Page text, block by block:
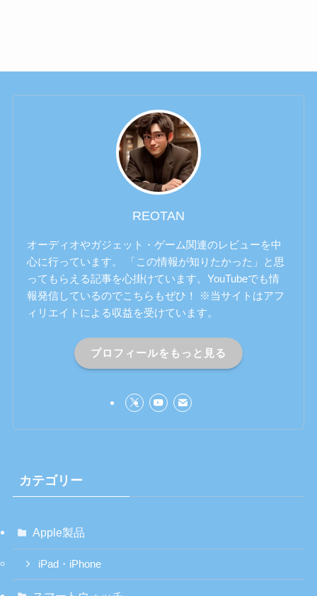
REOTAN
オーディオやガジェット・ゲーム関連のレビューを中
心に行っています。 「この情報が知りたかった」と思
ってもらえる記事を心掛けています。YouTubeでも情
報発信しているのでこちらもぜひ！ ※当サイトはアフ
ィリエイトによる収益を受けています。
プロフィールをもっと見る
カテゴリー
Apple製品
iPad・iPhone